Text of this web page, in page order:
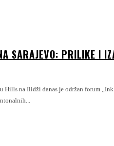
SARAJEVO: PRILIKE I